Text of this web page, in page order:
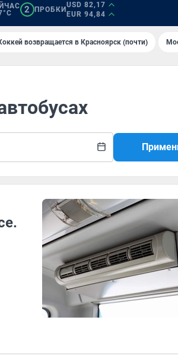
2 ПРОБКИ
USD 82,17
EUR 94,84
возвращается в Красноярск (почти)